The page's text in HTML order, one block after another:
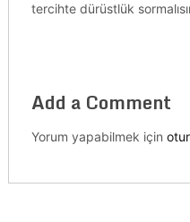
tercihte dürüstlük
Add a Comment
Yorum yapabilmek için